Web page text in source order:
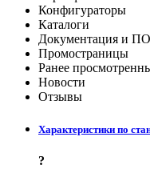
Конфигураторы
Каталоги
Документация и ПО
Промостраницы
Ранее
Новости
Отзывы
Характеристики по
?